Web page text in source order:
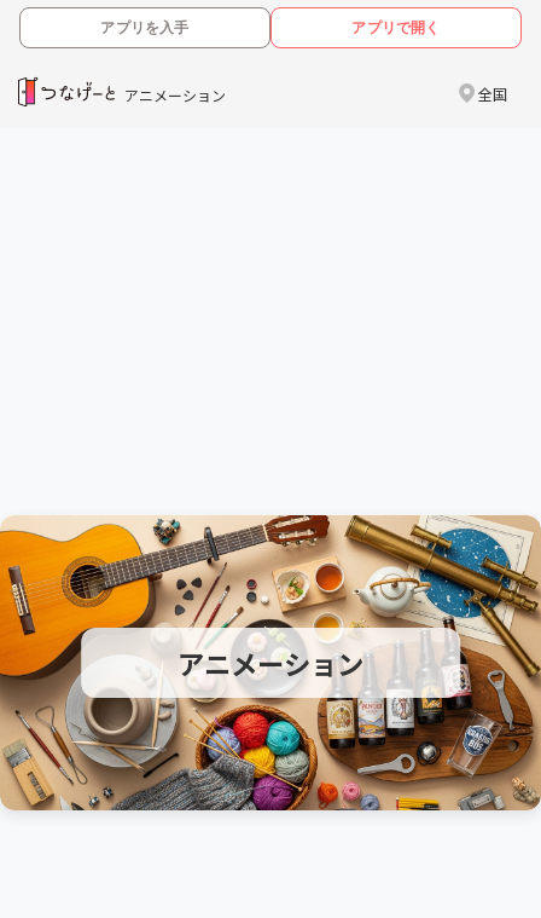
アプリを入手 アプリで開く
アニメーション 全国
アニメーション